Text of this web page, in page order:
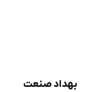
بهداد صنعت